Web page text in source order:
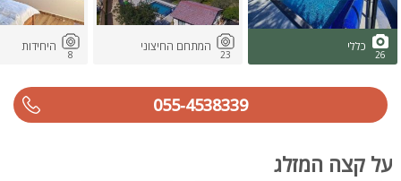
26
כללי
23
המתחם החיצוני
8
היחידות
055-4538339
על קצה המזלג